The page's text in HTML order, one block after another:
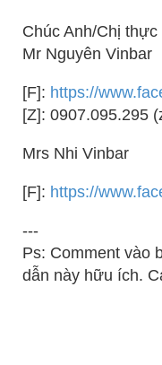
Chúc Anh/Chị
Mr Nguyên Vinbar
[F]: https://
[Z]: 0907.095.295
Mrs Nhi Vinbar
[F]: https://
---
Ps: Comment vào
dẫn này hữu ích.